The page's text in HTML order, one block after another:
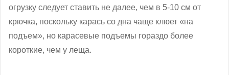
огрузку следует ставить не далее, чем в 5-10 см от
крючка, поскольку карась со дна чаще клюет «на
подъем», но карасевые подъемы гораздо более
короткие, чем у леща.